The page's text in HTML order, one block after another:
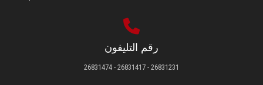
رقم التليفون
26831231 - 26831417 - 26831474